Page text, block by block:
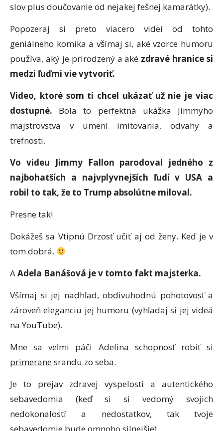
slov plus doučovanie od nejakej fešnej kamarátky).
Popozeraj si preto viacero videí od tohto
geniálneho komika a všímaj si, aké vzorce humoru
používa, aký je prirodzený a aké zdravé hranice si
medzi ľuďmi vie vytvoriť.
Video, ktoré som ti chcel ukázať už nie je viac
dostupné. Bola to perfektná ukážka Jimmyho
majstrovstva v umení imitovania, odvahy a
trefnosti.
Vo videu Jimmy Fallon parodoval jedného z
najbohatších a najvplyvnejších ľudí v USA a
robil to tak, že to Trump absolútne miloval.
Presne tak!
Dokážeš sa Vtipnú Drzosť učiť aj od ženy. Keď je v
tom dobrá.
AAdela Banášová je v tomto fakt majsterka.
Všímaj si jej nadhľad, obdivuhodnú pohotovosť a
zároveň eleganciu jej humoru (vyhľadaj si jej videá
na YouTube).
Mne sa veľmi páči Adelina schopnosť robiť si
primeranesrandu zo seba.
Je to prejav zdravej vyspelosti a autentického
sebavedomia (keď si si vedomý svojich
nedokonalostí a nedostatkov, tak tvoje